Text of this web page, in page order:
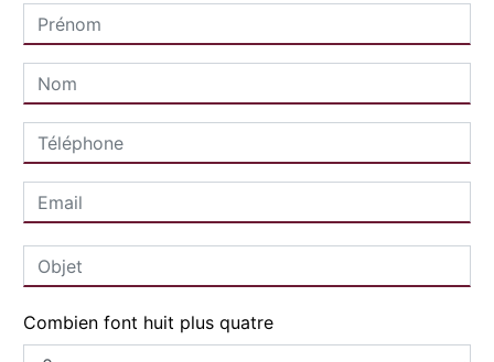
Combien font huit plus quatre